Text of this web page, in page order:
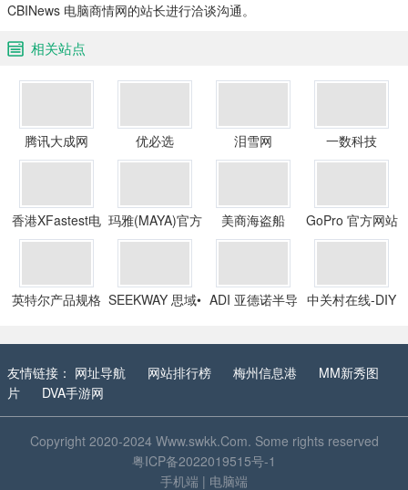
CBINews 电脑商情网的站长进行洽谈沟通。
相关站点
腾讯大成网 优必选 泪雪网 一数科技
香港XFastest电
脑领域
玛雅(MAYA)官方
网站
美商海盗船 GoPro 官方网站
英特尔产品规格 SEEKWAY 思域• ADI 亚德诺半导 中关村在线-DIY
友情链接： 网址导航 网站排行榜 梅州信息港
MM新秀图
片
DVA手游网
Copyright 2020-2024 Www.swkk.Com. Some rights reserved
粤ICP备2022019515号-1
手机端 | 电脑端